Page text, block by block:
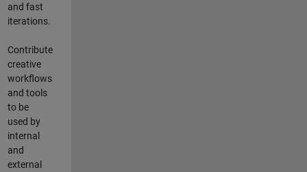
and fast
iterations.
Contribute
creative
workflows
and tools
to be
used by
internal
and
external